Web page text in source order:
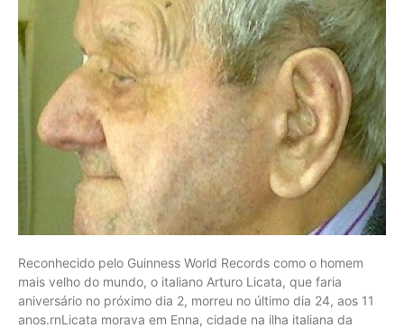
Reconhecido pelo Guinness World Records como o homem
mais velho do mundo, o italiano Arturo Licata, que faria
aniversário no próximo dia 2, morreu no último dia 24, aos 11
anos.rnLicata morava em Enna, cidade na ilha italiana da